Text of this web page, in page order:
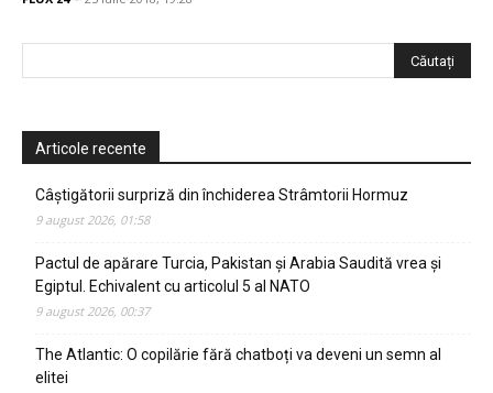
Articole recente
Câștigătorii surpriză din închiderea Strâmtorii Hormuz
9 august 2026, 01:58
Pactul de apărare Turcia, Pakistan și Arabia Saudită vrea și
Egiptul. Echivalent cu articolul 5 al NATO
9 august 2026, 00:37
The Atlantic: O copilărie fără chatboți va deveni un semn al
elitei